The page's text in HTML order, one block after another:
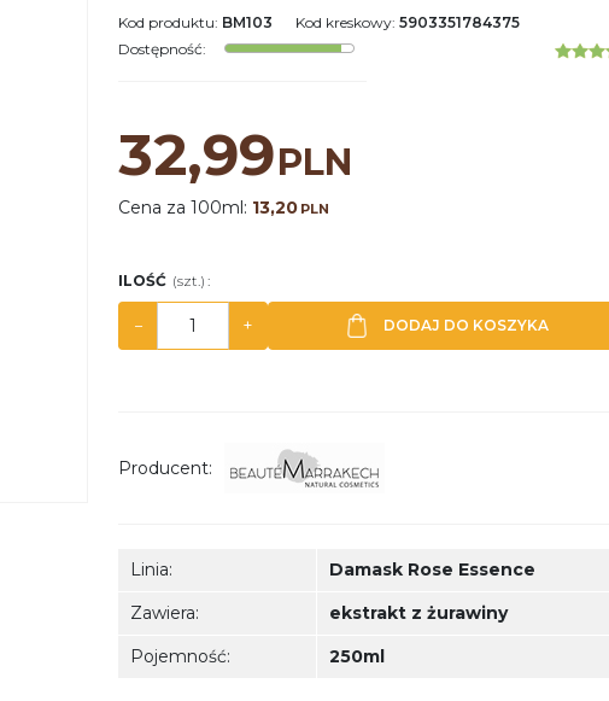
Kod produktu: BM103 Kod kreskowy: 5903351784375
Dostępność:
32,99PLN
Cena za 100ml: 13,20 PLN
ILOŚĆ (szt.) :
− + DODAJ DO KOSZYKA
Producent:
Linia:
Damask Rose Essence
Zawiera:
ekstrakt z żurawiny
Pojemność: 250ml